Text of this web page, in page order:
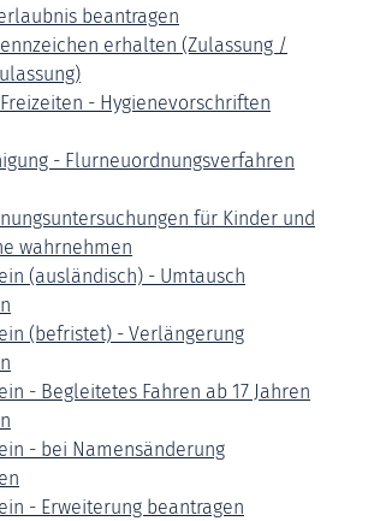
beantragen
erhalten (Zulassung /
- Hygienevorschriften
- Flurneuordnungsverfahren
für Kinder und
wahrnehmen
(ausländisch) - Umtausch
(befristet) - Verlängerung
- Begleitetes Fahren ab 17 Jahren
- bei Namensänderung
- Erweiterung beantragen